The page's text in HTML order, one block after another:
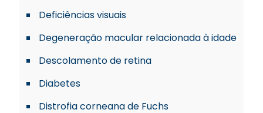
Deficiências visuais
Degeneração macular relacionada à idade
Descolamento de retina
Diabetes
Distrofia corneana de Fuchs